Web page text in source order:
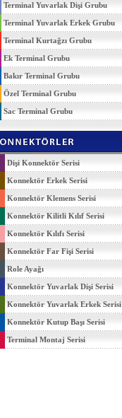
Terminal Yuvarlak Dişi Grubu
Terminal Yuvarlak Erkek Grubu
Terminal Kurtağzı Grubu
Ek Terminal Grubu
Bakır Terminal Grubu
Özel Terminal Grubu
Sac Terminal Grubu
Dişi Konnektör Serisi
Konnektör Erkek Serisi
Konnektör Klemens Serisi
Konnektör Kilitli Kılıf Serisi
Konnektör Kılıfı Serisi
Konnektör Far Fişi Serisi
Role Ayağı
Konnektör Yuvarlak Dişi Serisi
Konnektör Yuvarlak Erkek Serisi
Konnektör Kutup Başı Serisi
Terminal Montaj Serisi